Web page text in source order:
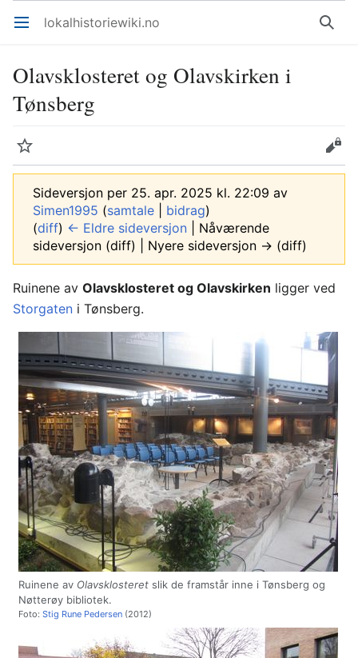
Åpne hovedmenyen lokalhistoriewiki.no Søk
Olavsklosteret og Olavskirken i
Tønsberg
Overvåk Rediger
Sideversjon per 25. apr. 2025 kl. 22:09 av
Simen1995 (samtale bidrag)
(diff) ← Eldre sideversjon | Nåværende
sideversjon (diff) | Nyere sideversjon → (diff)
Ruinene av Olavsklosteret og Olavskirken ligger ved
Storgaten i Tønsberg.
Ruinene av Olavsklosteret slik de framstår inne i Tønsberg og
Nøtterøy bibliotek.
Foto: Stig Rune Pedersen (2012)